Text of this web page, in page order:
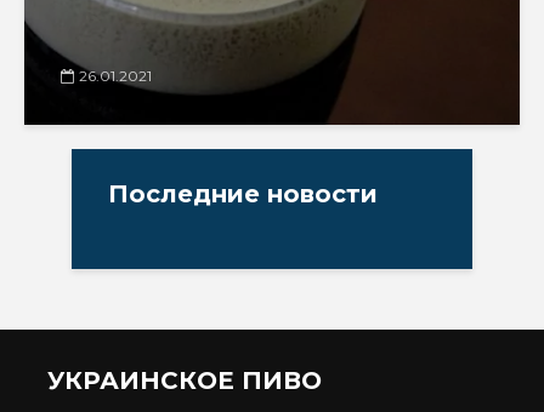
26.01.2021
Последние новости
УКРАИНСКОЕ ПИВО